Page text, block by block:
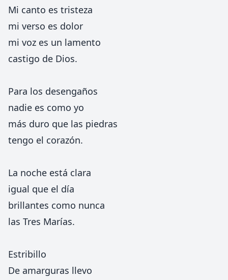
Mi canto es tristeza
mi verso es dolor
mi voz es un lamento
castigo de Dios.
Para los desengaños
nadie es como yo
más duro que las piedras
tengo el corazón.
La noche está clara
igual que el día
brillantes como nunca
las Tres Marías.
Estribillo
De amarguras llevo